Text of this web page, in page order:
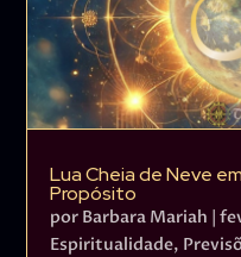
Lua Cheia de Neve
Propósito
por Barbara Mariah |
Espiritualidade,